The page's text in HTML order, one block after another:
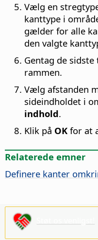
Vælg en
kanttype i
gælder for alle
den valgte
Gentag de
rammen.
Vælg afstanden
sideindholdet i
indhold.
Klik på OK for at
Relaterede emner
Definere kanter